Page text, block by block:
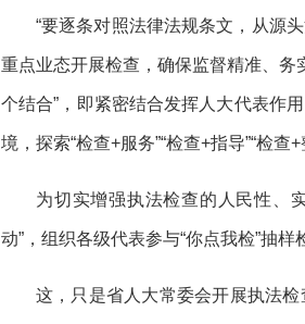
“要逐条对照法律法规条文，从源
重点业态开展检查，确保监督精准、务
个结合”，即紧密结合发挥人大代表作
境，探索“检查+服务”“检查+指导”“检查
为切实增强执法检查的人民性、
动”，组织各级代表参与“你点我检”抽
这，只是省人大常委会开展执法